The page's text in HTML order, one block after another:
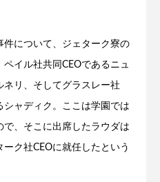
について、ジェターク寮の
イル社共同CEOであるニュ
リ、そしてグラスレー社
シャディク。ここは学園では
、そこに出席したラウダは
ク社CEOに就任したという